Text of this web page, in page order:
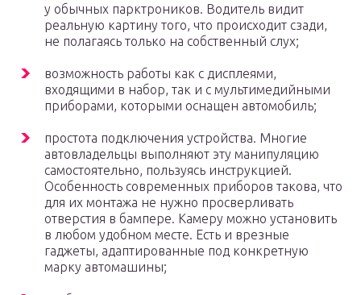
у обычных парктроников. Водитель видит
реальную картину того, что происходит сзади,
не полагаясь только на собственный слух;
возможность работы как с дисплеями,
входящими в набор, так и с мультимедийными
приборами, которыми оснащен автомобиль;
простота подключения устройства. Многие
автовладельцы выполняют эту манипуляцию
самостоятельно, пользуясь инструкцией.
Особенность современных приборов такова, что
для их монтажа не нужно просверливать
отверстия в бампере. Камеру можно установить
в любом удобном месте. Есть и врезные
гаджеты, адаптированные под конкретную
марку автомашины;